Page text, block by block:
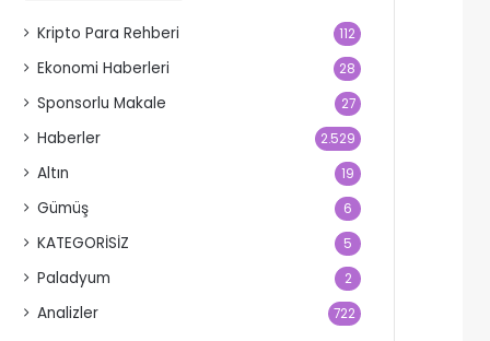
Kripto Para Rehberi 112
Ekonomi Haberleri 28
Sponsorlu Makale 27
Haberler 2.529
Altın 19
Gümüş 6
KATEGORİSİZ 5
Paladyum 2
Analizler 722